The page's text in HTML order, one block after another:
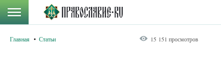
Главная Статьи 15 151 просмотров